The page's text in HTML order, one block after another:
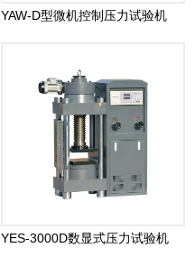
YAW-D型微机控制压力试验机
YES-3000D数显式压力试验机